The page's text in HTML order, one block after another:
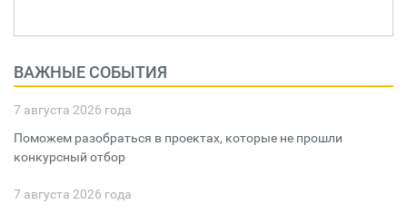
ВАЖНЫЕ СОБЫТИЯ
7 августа 2026 года
Поможем разобраться в проектах, которые не прошли
конкурсный отбор
7 августа 2026 года